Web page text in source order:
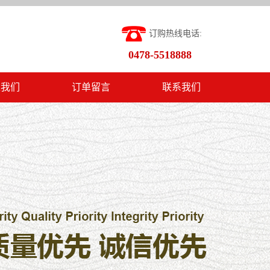
订购热线电话:
0478-5518888
们 订单留言 联系我们